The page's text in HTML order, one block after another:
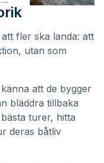
fler ska landa: att
utan som
att de bygger
bläddra tillbaka
turer, hitta
deras båtliv